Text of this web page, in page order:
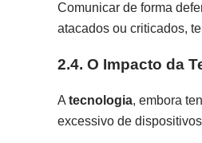
Comunicar de forma
atacados ou criticados,
2.4. O Impacto da
A tecnologia, embora
excessivo de